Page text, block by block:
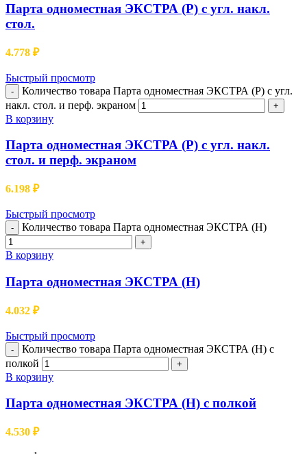
Парта одноместная ЭКСТРА (Р) с угл. накл.
стол.
4.778 ₽
Быстрый просмотр
-
Количество товара Парта одноместная ЭКСТРА (Р) с угл.
накл. стол. и перф. экраном
+
В корзину
Парта одноместная ЭКСТРА (Р) с угл. накл.
стол. и перф. экраном
6.198 ₽
Быстрый просмотр
- Количество товара Парта одноместная ЭКСТРА (Н)
+
В корзину
Парта одноместная ЭКСТРА (Н)
4.032 ₽
Быстрый просмотр
-
Количество товара Парта одноместная ЭКСТРА (Н) с
полкой
+
В корзину
Парта одноместная ЭКСТРА (Н) с полкой
4.530 ₽